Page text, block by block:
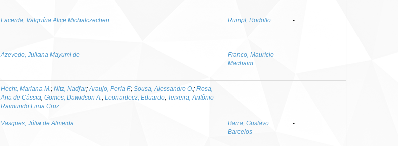
Lacerda, Valquíria Alice Michalczechen Rumpf, Rodolfo -
Azevedo, Juliana Mayumi de
Franco, Maurício
Machaim
-
Hecht, Mariana M. ; Nitz, Nadjar; Araujo, Perla F.; Sousa, Alessandro O. ; Rosa,
Ana de Cássia; Gomes, Dawidson A. ; Leonardecz, Eduardo; Teixeira, Antônio
Raimundo Lima Cruz
- -
Vasques, Júlia de Almeida
Barra, Gustavo
Barcelos
-